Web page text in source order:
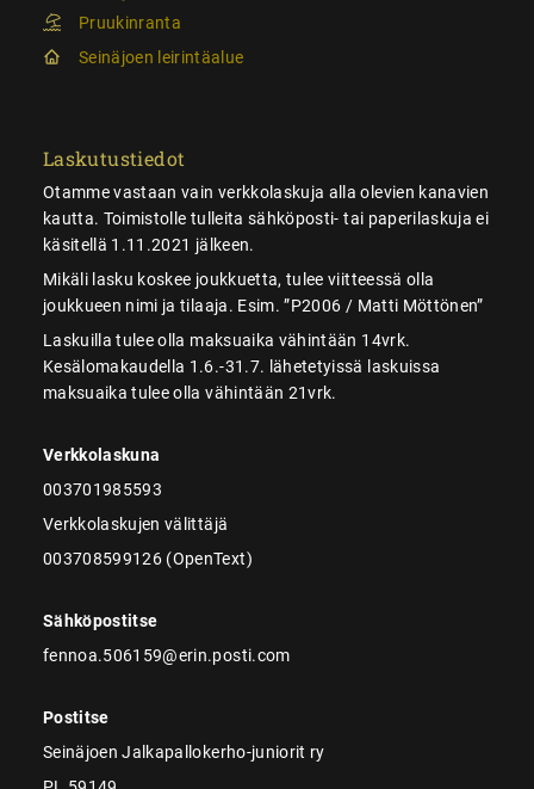
Pruukinranta
Seinäjoen leirintäalue
Laskutustiedot
Otamme vastaan vain verkkolaskuja alla olevien kanavien
kautta. Toimistolle tulleita sähköposti- tai paperilaskuja ei
käsitellä 1.11.2021 jälkeen.
Mikäli lasku koskee joukkuetta, tulee viitteessä olla
joukkueen nimi ja tilaaja. Esim. ”P2006 / Matti Möttönen”
Laskuilla tulee olla maksuaika vähintään 14vrk.
Kesälomakaudella 1.6.-31.7. lähetetyissä laskuissa
maksuaika tulee olla vähintään 21vrk.
Verkkolaskuna
003701985593
Verkkolaskujen välittäjä
003708599126 (OpenText)
Sähköpostitse
fennoa.506159@erin.posti.com
Postitse
Seinäjoen Jalkapallokerho-juniorit ry